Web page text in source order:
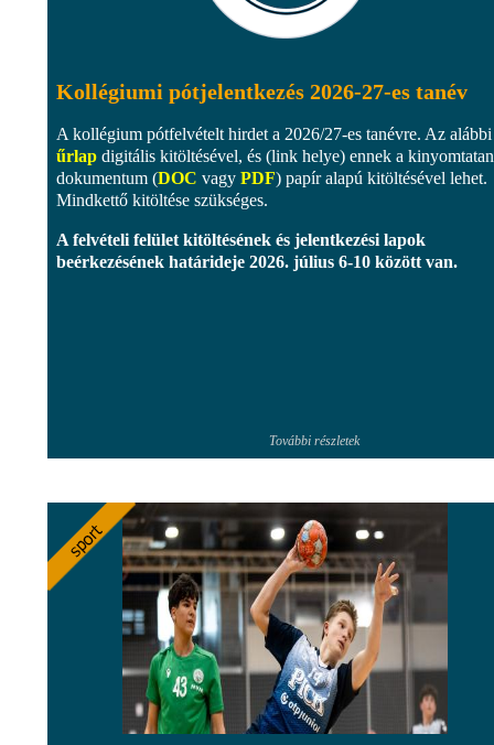
Kollégiumi pótjelentkezés 2026-27-es tanév
A kollégium pótfelvételt hirdet a 2026/27-es tanévre. Az alábbi
űrlap digitális kitöltésével, és (link helye) ennek a
dokumentum (DOC vagy PDF) papír alapú kitöltésével lehet.
Mindkettő kitöltése szükséges.
A felvételi felület kitöltésének és jelentkezési lapok
beérkezésének határideje 2026. július 6-10 között van.
További részletek